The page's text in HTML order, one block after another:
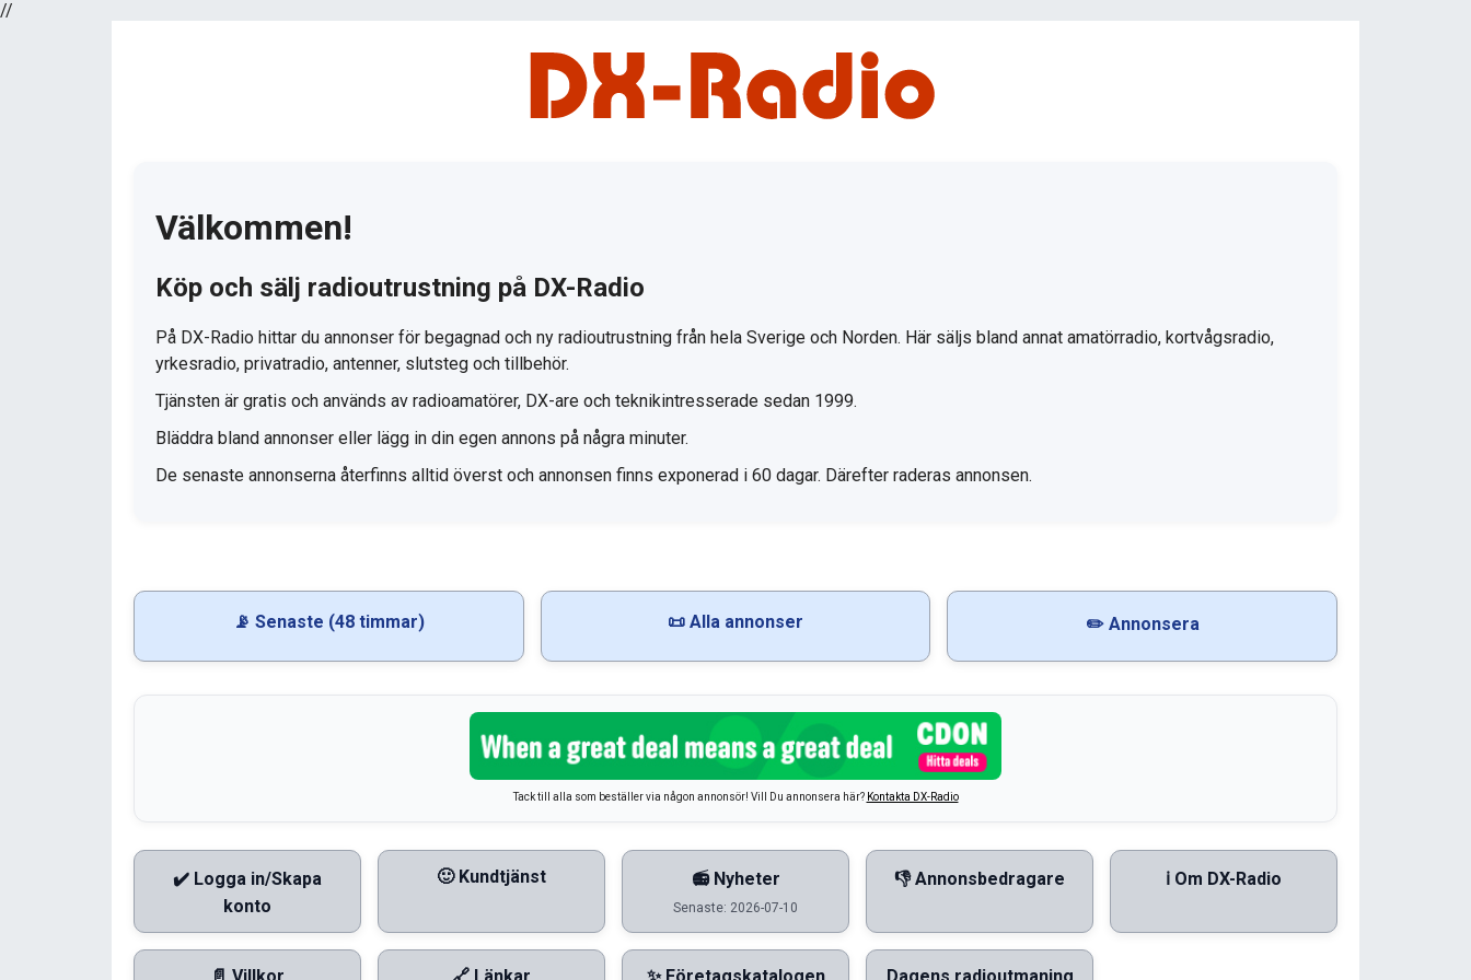
//
Välkommen!
Köp och sälj radioutrustning på DX-Radio
På DX-Radio hittar du annonser för begagnad och ny radioutrustning från hela Sverige och Norden. Här säljs bland annat amatörradio, kortvågsradio,
yrkesradio, privatradio, antenner, slutsteg och tillbehör.
Tjänsten är gratis och används av radioamatörer, DX-are och teknikintresserade sedan 1999.
Bläddra bland annonser eller lägg in din egen annons på några minuter.
De senaste annonserna återfinns alltid överst och annonsen finns exponerad i 60 dagar. Därefter raderas annonsen.
📡 Senaste (48 timmar) 📜 Alla annonser ✏️ Annonsera
Tack till alla som beställer via någon annonsör! Vill Du annonsera här? Kontakta DX-Radio
✔️ Logga in/Skapa
konto
🙂 Kundtjänst 📻 Nyheter
Senaste: 2026-07-10
👎 Annonsbedragare ℹ️ Om DX-Radio